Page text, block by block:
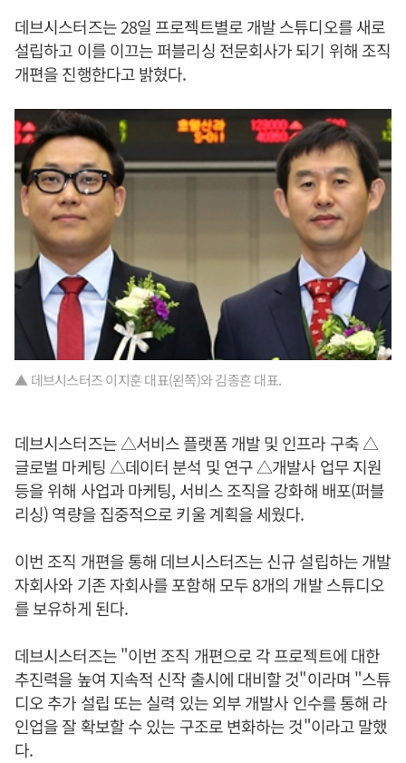
데브시스터즈는 28일 프로젝트별로 개발 스튜디오를 새로
설립하고 이를 이끄는 퍼블리싱 전문회사가 되기 위해 조직
개편을 진행한다고 밝혔다.
▲ 데브시스터즈 이지훈 대표(왼쪽)와 김종흔 대표.
데브시스터즈는 △서비스 플랫폼 개발 및 인프라 구축 △
글로벌 마케팅 △데이터 분석 및 연구 △개발사 업무 지원
등을 위해 사업과 마케팅, 서비스 조직을 강화해 배포(퍼블
리싱) 역량을 집중적으로 키울 계획을 세웠다.
이번 조직 개편을 통해 데브시스터즈는 신규 설립하는 개발
자회사와 기존 자회사를 포함해 모두 8개의 개발 스튜디오
를 보유하게 된다.
데브시스터즈는 "이번 조직 개편으로 각 프로젝트에 대한
추진력을 높여 지속적 신작 출시에 대비할 것"이라며 "스튜
디오 추가 설립 또는 실력 있는 외부 개발사 인수를 통해 라
인업을 잘 확보할 수 있는 구조로 변화하는 것"이라고 말했
다.